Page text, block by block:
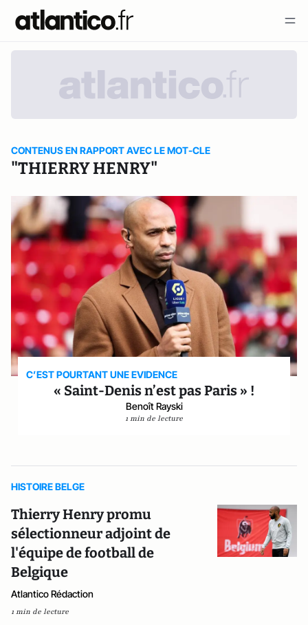
CONTENUS EN RAPPORT AVEC LE MOT-CLE
"THIERRY HENRY"
C’EST POURTANT UNE EVIDENCE
« Saint-Denis n’est pas Paris » !
Benoît Rayski
1 min de lecture
HISTOIRE BELGE
Thierry Henry promu
sélectionneur adjoint de
l'équipe de football de
Belgique
Atlantico Rédaction
1 min de lecture